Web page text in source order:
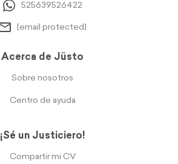
525639526422
[email protected]
Acerca de Jüsto
Sobre nosotros
Centro de ayuda
¡Sé un Justiciero!
Compartir mi CV